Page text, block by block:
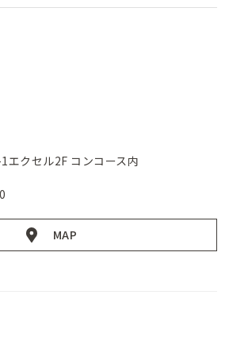
エクセル2F コンコース内
MAP